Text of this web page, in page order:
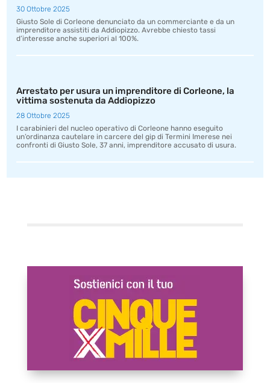
30 Ottobre 2025
Giusto Sole di Corleone denunciato da un commerciante e da un
imprenditore assistiti da Addiopizzo. Avrebbe chiesto tassi
d’interesse anche superiori al 100%.
Arrestato per usura un imprenditore di Corleone, la
vittima sostenuta da Addiopizzo
28 Ottobre 2025
I carabinieri del nucleo operativo di Corleone hanno eseguito
un’ordinanza cautelare in carcere del gip di Termini Imerese nei
confronti di Giusto Sole, 37 anni, imprenditore accusato di usura.